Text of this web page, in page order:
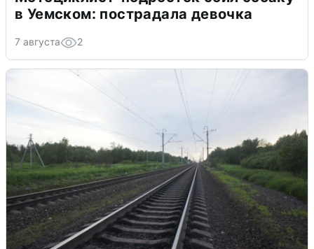
в Уемском: пострадала девочка
7 августа 2